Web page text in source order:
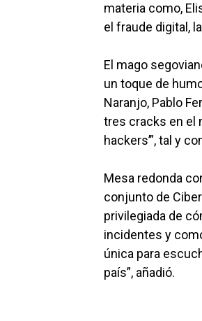
materia como,
el fraude digital,
El mago
un toque de
Naranjo, Pablo
tres cracks en el
hackers’”, tal y
Mesa redonda
conjunto de
privilegiada de
incidentes y
única para
país”, añadió.